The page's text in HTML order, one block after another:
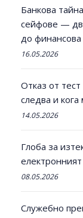
Банкова
сейфове —
до
16.05.2026
Отказ от
следва и
14.05.2026
Глоба за
08.05.2026
Служебно